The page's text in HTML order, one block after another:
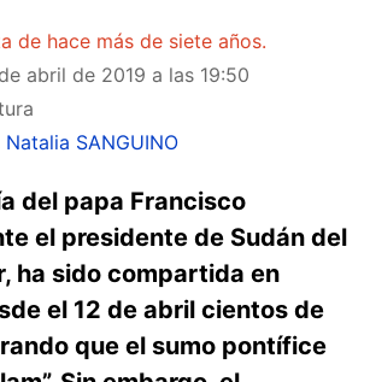
de hace más de siete años.
abril de 2019 a las 19:50
Natalia SANGUINO
del papa Francisco
el presidente de Sudán del
ha sido compartida en
el 12 de abril cientos de
que el sumo pontífice